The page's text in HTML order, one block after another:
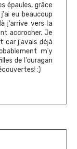
épaules, grâce
eu beaucoup
j'arrive vers la
accrocher. Je
car j'avais déjà
m'y
de l'ouragan
:)